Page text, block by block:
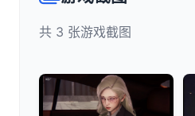
共 3 张游戏截图